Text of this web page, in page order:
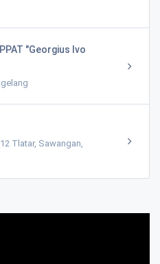
"Georgius Ivo
Tlatar, Sawangan,